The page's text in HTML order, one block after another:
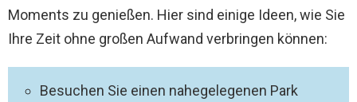
Moments zu genießen. Hier sind einige Ideen, wie Sie
Ihre Zeit ohne großen Aufwand verbringen können:
Besuchen Sie einen nahegelegenen Park